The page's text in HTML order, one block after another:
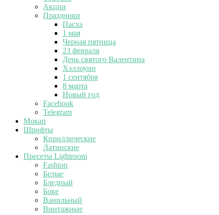
Акции
Праздники
Пасха
1 мая
Черная пятница
23 февраля
День святого Валентина
Хэллоуин
1 сентября
8 марта
Новый год
Facebook
Telegram
Мокап
Шрифты
Кириллические
Латинские
Пресеты Lightroom
Fashion
Белые
Бледный
Боке
Ванильный
Винтажные